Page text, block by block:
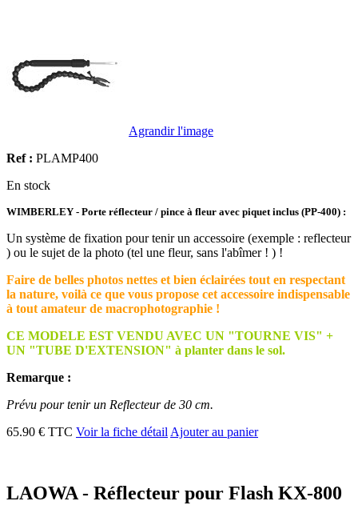
Agrandir l'image
Ref : PLAMP400
En stock
WIMBERLEY - Porte réflecteur / pince à fleur avec piquet inclus (PP-400) :
Un système de fixation pour tenir un accessoire (exemple : reflecteur
) ou le sujet de la photo (tel une fleur, sans l'abîmer ! ) !
Faire de belles photos nettes et bien éclairées tout en respectant
la nature, voilà ce que vous propose cet accessoire indispensable
à tout amateur de macrophotographie !
CE MODELE EST VENDU AVEC UN "TOURNE VIS" +
UN "TUBE D'EXTENSION" à planter dans le sol.
Remarque :
Prévu pour tenir un Reflecteur de 30 cm.
65.90 € TTC Voir la fiche détail Ajouter au panier
LAOWA - Réflecteur pour Flash KX-800